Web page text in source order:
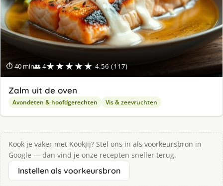
⏱ 40 min👥 4★★★★★ 4.56 (117)
Zalm uit de oven
Avondeten & hoofdgerechten Vis & zeevruchten
Kook je vaker met KookJij? Stel ons in als voorkeursbron in
Google — dan vind je onze recepten sneller terug.
Instellen als voorkeursbron